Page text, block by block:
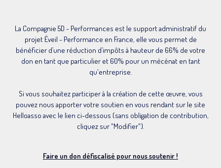
La Compagnie 5D - Performances est le support administratif du
projet Éveil - Performance en France, elle vous permet de
bénéficier d’une réduction d’impôts à hauteur de 66% de votre
don en tant que particulier et 60% pour un mécénat en tant
qu'entreprise.
Si vous souhaitez participer à la création de cette œuvre, vous
pouvez nous apporter votre soutien en vous rendant sur le site
Helloasso avec le lien ci-dessous (sans obligation de contribution,
cliquez sur "Modifier").
Faire un don défiscalisé pour nous soutenir !